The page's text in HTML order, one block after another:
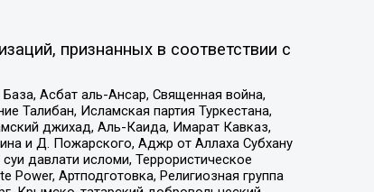
признанных в соответствии с
Асбат аль-Ансар, Священная война,
Талибан, Исламская партия Туркестана,
джихад, Аль-Каида, Имарат Кавказ,
и Д. Пожарского, Аджр от Аллаха Субхану
давлати исломи, Террористическое
Артподготовка, Религиозная группа